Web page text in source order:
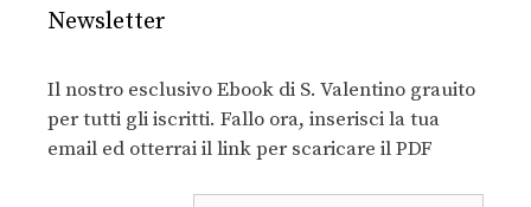
Newsletter
Il nostro esclusivo Ebook di S. Valentino grauito
per tutti gli iscritti. Fallo ora, inserisci la tua
email ed otterrai il link per scaricare il PDF